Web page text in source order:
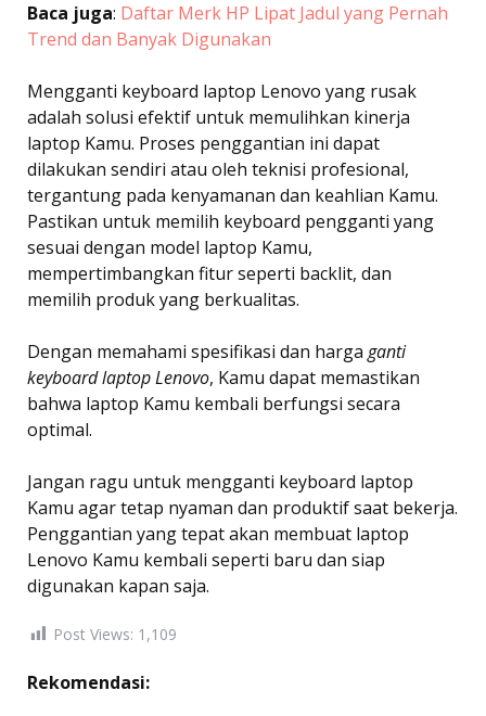
Baca juga: Daftar Merk HP Lipat Jadul yang Pernah
Trend dan Banyak Digunakan
Mengganti keyboard laptop Lenovo yang rusak
adalah solusi efektif untuk memulihkan kinerja
laptop Kamu. Proses penggantian ini dapat
dilakukan sendiri atau oleh teknisi profesional,
tergantung pada kenyamanan dan keahlian Kamu.
Pastikan untuk memilih keyboard pengganti yang
sesuai dengan model laptop Kamu,
mempertimbangkan fitur seperti backlit, dan
memilih produk yang berkualitas.
Dengan memahami spesifikasi dan hargaganti
keyboard laptop Lenovo, Kamu dapat memastikan
bahwa laptop Kamu kembali berfungsi secara
optimal.
Jangan ragu untuk mengganti keyboard laptop
Kamu agar tetap nyaman dan produktif saat bekerja.
Penggantian yang tepat akan membuat laptop
Lenovo Kamu kembali seperti baru dan siap
digunakan kapan saja.
Post Views: 1,109
Rekomendasi: